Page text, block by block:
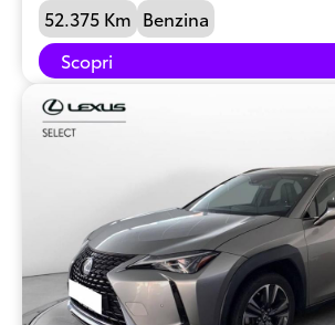
52.375 Km Benzina
Scopri